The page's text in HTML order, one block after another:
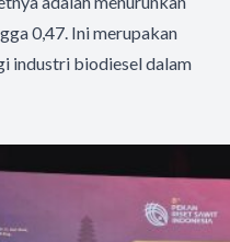
0,47. Ini merupakan
industri biodiesel dalam